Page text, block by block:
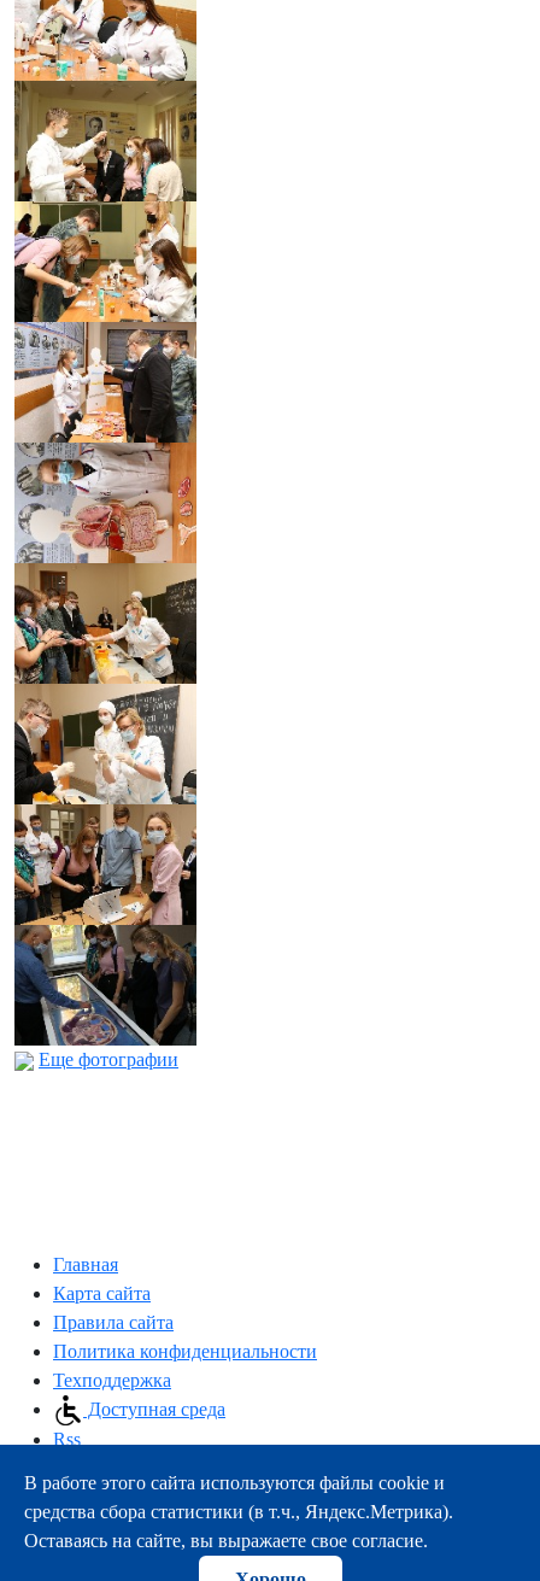
Еще фотографии
Главная
Карта сайта
Правила сайта
Политика конфиденциальности
Техподдержка
Доступная среда
Rss
163000, г.Архангельск, пр-т Троицкий, 51
тел.:+7 (8182) 21-11-63
e-mail:info@nsmu.ru
В работе этого сайта используются файлы cookie и
средства сбора статистики (в т.ч., Яндекс.Метрика).
Оставаясь на сайте, вы выражаете свое согласие.